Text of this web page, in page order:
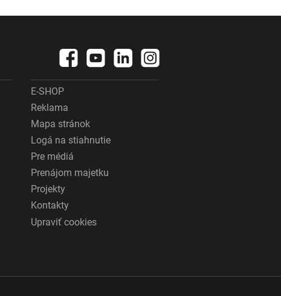
E-SHOP
Reklama
Mapa stránok
Logá na stiahnutie
Pre médiá
Prenájom majetku
Projekty
Kontakty
Upraviť cookies